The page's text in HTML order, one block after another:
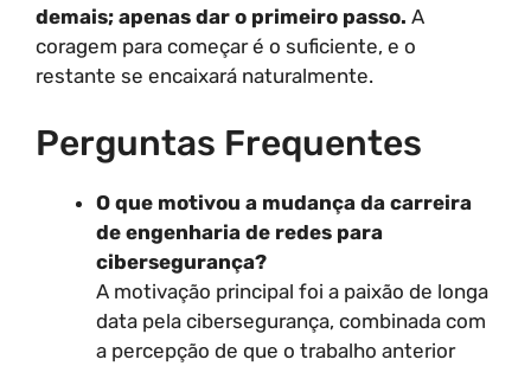
demais; apenas dar o primeiro passo. A
coragem para começar é o suficiente, e o
restante se encaixará naturalmente.
Perguntas Frequentes
O que motivou a mudança da carreira
de engenharia de redes para
cibersegurança?
A motivação principal foi a paixão de longa
data pela cibersegurança, combinada com
a percepção de que o trabalho anterior